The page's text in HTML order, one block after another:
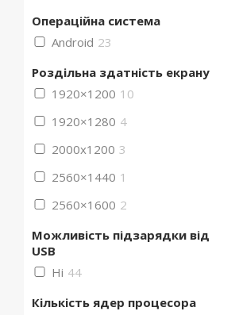
Операційна система
Android 23
Роздільна здатність екрану
1920×1200 10
1920×1280 4
2000x1200 3
2560×1440 1
2560×1600 2
Можливість підзарядки від
USB
Ні 44
Кількість ядер процесора